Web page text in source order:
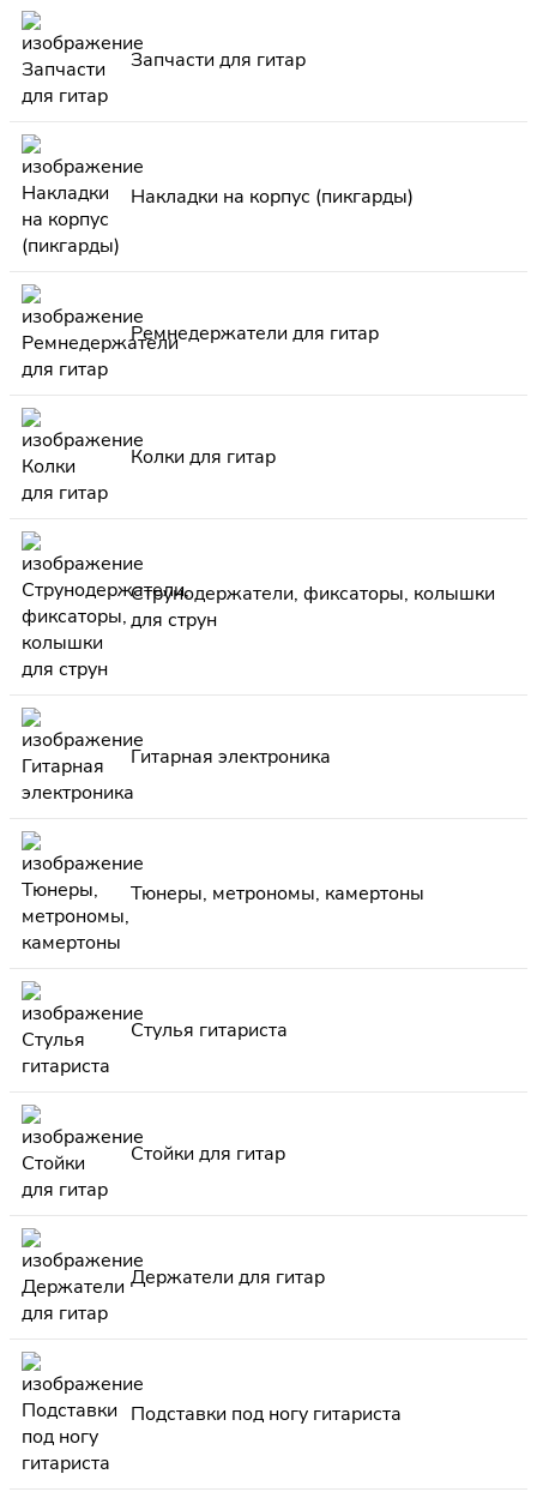
Запчасти для гитар
Накладки на корпус (пикгарды)
Ремнедержатели для гитар
Колки для гитар
Струнодержатели, фиксаторы, колышки
для струн
Гитарная электроника
Тюнеры, метрономы, камертоны
Стулья гитариста
Стойки для гитар
Держатели для гитар
Подставки под ногу гитариста